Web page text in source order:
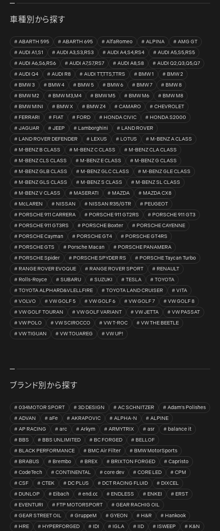
車種別から探す
ABARTH 595 ABARTH 695 AlfaRomeo ALPINA
AMG GT
AUDI A1,S1
AUDI A3,S3,RS3 AUDI A4,S4,RS4
AUDI A5,S5,RS5
AUDI A6,S6,RS6
AUDI A7,S7,RS7 AUDI A8,S8
AUDI Q2,Q3,Q5,Q7
AUDI Q4
AUDI R8 AUDI TT,TTS,TTRS BMW 1
BMW 2
BMW 3
BMW 4 BMW 5 BMW 6 BMW 7
BMW 8
BMW M2
BMW M3,M4 BMW M5 BMW M6
BMW M8
BMW MINI
BMW X BMW Z4 CAMARO
CHEVROLET
FERRARI
FIAT FORD HONDA CIVIC
HONDA S2000
JAGUAR
JEEP Lamborghini
LAND ROVER
LAND ROVER DEFENDER
LEXUS LOTUS
M-BENZ A CLASS
M-BENZ B CLASS
M-BENZ C CLASS
M-BENZ CLA CLASS
M-BENZ CLS CLASS
M-BENZ E CLASS
M-BENZ G CLASS
M-BENZ GLB CLASS
M-BENZ GLC CLASS
M-BENZ GLE CLASS
M-BENZ GLS CLASS
M-BENZ S CLASS
M-BENZ SL CLASS
M-BENZ V CLASS
MASERATI MAZDA
MAZDA CX8
McLAREN
NISSAN NISSAN R35/GTR
PEUGEOT
PORSCHE 911 CARRERA
PORSCHE 911 GT2RS
PORSCHE 911 GT3
PORSCHE 911 GT3RS
PORSCHE Boxter
PORSCHE CAYENNE
PORSCHE Cayman
PORSCHE GT4
PORSCHE GT4RS
PORSCHE GTS
Porsche Macan
PORSCHE PANAMERA
PORSCHE Spider
PORSCHE SPYDER RS
PORSCHE Taycan Turbo
RANGE ROVER EVOQUE
RANGE ROVER SPORT
RENAULT
Rolls-Royce
SUBARU SUZUKI TESLA
TOYOTA
TOYOTA ALPHARD&VLELLFIRE
TOYOTA LAND CRUISER
VITA
VOLVO
VW GOLF 5 VW GOLF 6 VW GOLF 7
VW GOLF 8
VW GOLF TOURAN
VW GOLF VARIANT VW JETTA
VW PASSAT
VW POLO
VW SCIROCCO VW T-ROC
VW THE BEETLE
VW TIGUAN
VW TOUAREG VW UP!
ブランド別から探す
034MOTOR SPORT 3D DESIGN AC SCHNITZER
Adam's Polishes
ADVAN
aFe AKRAPOVIC ALPHA-N
ALPINE
AP RACING
arc Arkym ARMYTRIX asr
balance it
BBS
BBS UNLIMITED BC FORGED
BELLOF
BLACK PERFORMANCE
BMC Air Filter
BMW MotorSports
BRABUS
Brembo BREX BRIXTON FORGED
Capristo
CodeTech
CONTINENTAL core dev CORE LED
CPM
CSF
CTEK DC PLUS DCT RACING FLUID
DIXCEL
DUNLOP
Eibach end.㏄ ENDLESS ENKEI
ERST
EVENTURI
FTP MOTORSPORT
GEAR RACHIG OIL
GEAR STREET OIL
GruppeM GYEON H&R
Hankook
HRE
HYPERFORGED IDI IGLA IID ISWEEP K&N